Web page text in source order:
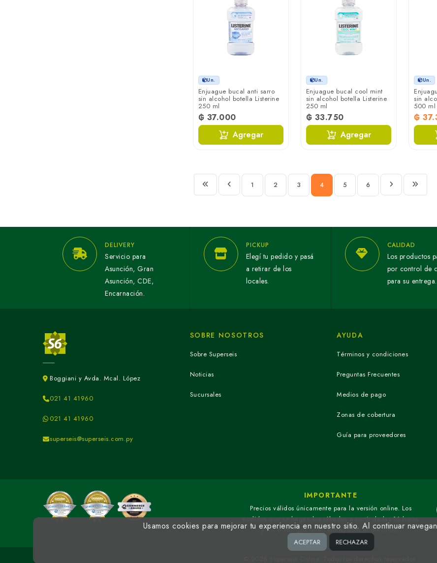
Un.
Enjuague bucal anti sarro
sin alcohol botella Listerine
250 ml
₲ 37.000
Agregar
Un.
Enjuague bucal cool mint
sin alcohol botella Listerine
250 ml
₲ 33.750
Agregar
Un.
sin
500 ml
₲
1 2 3 4 5 6
DELIVERY
Servicio para
Asunción, Gran
Asunción, CDE,
Encarnación.
PICKUP
Elegí tu pedido y pasá
a retirar de los
locales.
CALIDAD
Los productos
por control de
para su entrega.
Boggiani y Avda. Mcal. López
021 41 41960
021 41 41960
superseis@superseis.com.py
SOBRE NOSOTROS
Sobre Superseis
Noticias
Sucursales
AYUDA
Términos y condiciones
Preguntas Frecuentes
Medios de pago
Zonas de cobertura
Guía para proveedores
IMPORTANTE
Precios válidos únicamente para la versión online. Los
pedidos que se hagan los sábados a partir de las 16 horas
y los domingos serán entregados el día lunes.
Usamos cookies para mejorar tu experiencia en nuestro sitio. Al continuar
ACEPTAR
RECHAZAR